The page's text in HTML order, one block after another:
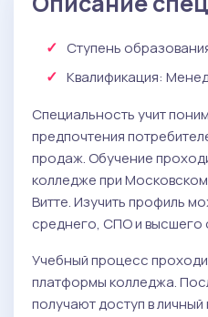
Ступень
Квалификация:
Специальность учит
предпочтения
продаж. Обучение
колледже при
Витте. Изучить профиль
среднего, СПО и высшего
Учебный процесс
платформы колледжа.
получают доступ в